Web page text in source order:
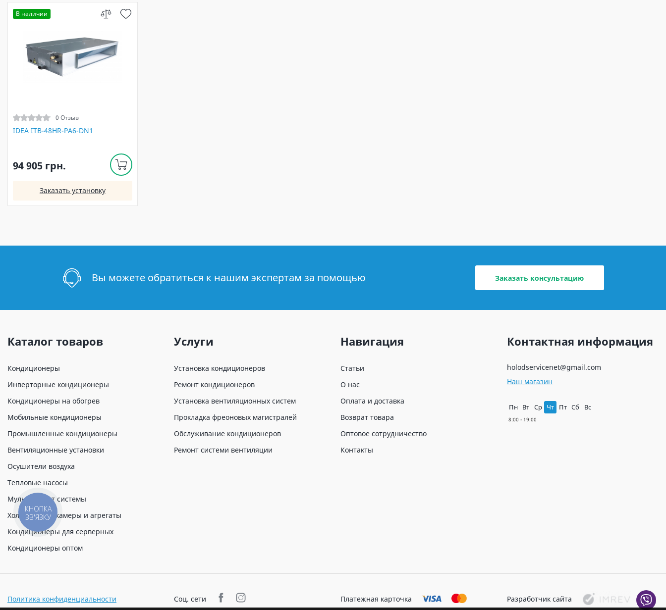
В наличии
0 Отзыв
IDEA ITB-48HR-PA6-DN1
94 905 грн.
Заказать установку
Вы можете обратиться к нашим экспертам за помощью Заказать консультацию
Каталог товаров
Кондиционеры
Инверторные кондиционеры
Кондиционеры на обогрев
Мобильные кондиционеры
Промышленные кондиционеры
Вентиляционные установки
Осушители воздуха
Тепловые насосы
Мульти сплит системы
Холодильные камеры и агрегаты
Кондиционеры для серверных
Кондиционеры оптом
Услуги
Установка кондиционеров
Ремонт кондиционеров
Установка вентиляционных систем
Прокладка фреоновых магистралей
Обслуживание кондиционеров
Ремонт системи вентиляции
Навигация
Статьи
О нас
Оплата и доставка
Возврат товара
Оптовое сотрудничество
Контакты
Контактная информация
holodservicenet@gmail.com
Наш магазин
Пн Вт Ср Чт Пт Сб Вс
Политика конфиденциальности Соц. сети Платежная карточка Разработчик сайта
КНОПКА
ЗВ'ЯЗКУ